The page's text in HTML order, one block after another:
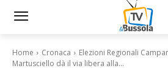
Home Cronaca
Elezioni Regionali
Martusciello dà il via libera alla...